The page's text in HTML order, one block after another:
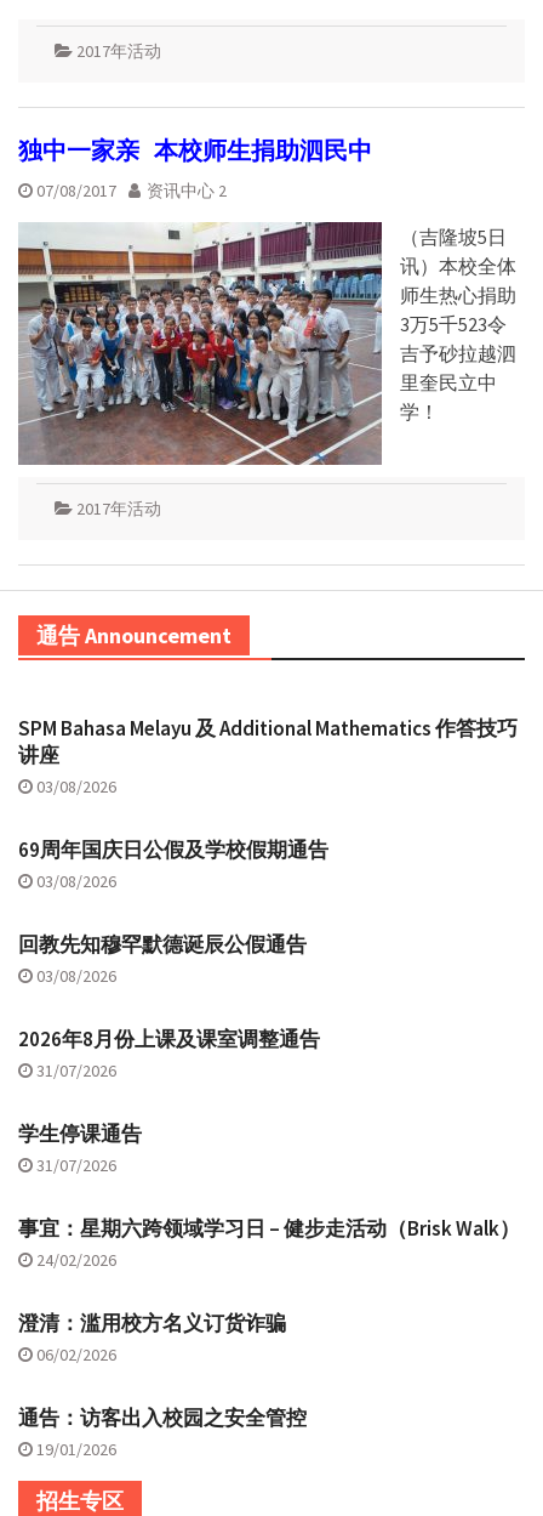
2017年活动
独中一家亲 本校师生捐助泗民中
07/08/2017 资讯中心 2
（吉隆坡5日
讯）本校全体
师生热心捐助
3万5千523令
吉予砂拉越泗
里奎民立中
学！
2017年活动
通告 Announcement
SPM Bahasa Melayu 及 Additional Mathematics 作答技巧
讲座
03/08/2026
69周年国庆日公假及学校假期通告
03/08/2026
回教先知穆罕默德诞辰公假通告
03/08/2026
2026年8月份上课及课室调整通告
31/07/2026
学生停课通告
31/07/2026
事宜：星期六跨领域学习日 – 健步走活动（Brisk Walk）
24/02/2026
澄清：滥用校方名义订货诈骗
06/02/2026
通告：访客出入校园之安全管控
19/01/2026
招生专区